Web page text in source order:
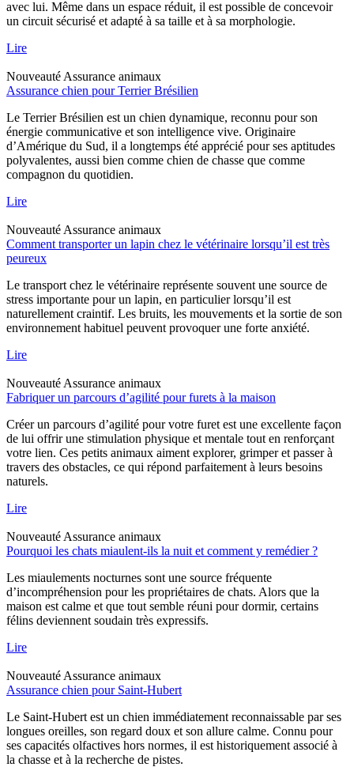
avec lui. Même dans un espace réduit, il est possible de concevoir
un circuit sécurisé et adapté à sa taille et à sa morphologie.
Lire
Nouveauté Assurance animaux
Assurance chien pour Terrier Brésilien
Le Terrier Brésilien est un chien dynamique, reconnu pour son
énergie communicative et son intelligence vive. Originaire
d’Amérique du Sud, il a longtemps été apprécié pour ses aptitudes
polyvalentes, aussi bien comme chien de chasse que comme
compagnon du quotidien.
Lire
Nouveauté Assurance animaux
Comment transporter un lapin chez le vétérinaire lorsqu’il est très
peureux
Le transport chez le vétérinaire représente souvent une source de
stress importante pour un lapin, en particulier lorsqu’il est
naturellement craintif. Les bruits, les mouvements et la sortie de son
environnement habituel peuvent provoquer une forte anxiété.
Lire
Nouveauté Assurance animaux
Fabriquer un parcours d’agilité pour furets à la maison
Créer un parcours d’agilité pour votre furet est une excellente façon
de lui offrir une stimulation physique et mentale tout en renforçant
votre lien. Ces petits animaux aiment explorer, grimper et passer à
travers des obstacles, ce qui répond parfaitement à leurs besoins
naturels.
Lire
Nouveauté Assurance animaux
Pourquoi les chats miaulent-ils la nuit et comment y remédier ?
Les miaulements nocturnes sont une source fréquente
d’incompréhension pour les propriétaires de chats. Alors que la
maison est calme et que tout semble réuni pour dormir, certains
félins deviennent soudain très expressifs.
Lire
Nouveauté Assurance animaux
Assurance chien pour Saint-Hubert
Le Saint-Hubert est un chien immédiatement reconnaissable par ses
longues oreilles, son regard doux et son allure calme. Connu pour
ses capacités olfactives hors normes, il est historiquement associé à
la chasse et à la recherche de pistes.